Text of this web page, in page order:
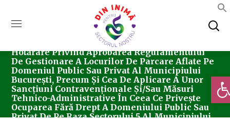
Proiecte In Dezbatere
Anunț+Proces-Verbal De Afișare + Proiect De
Hotărâre Privind Aprobarea Regulamentului
De Gestionare A Locurilor De Parcare Aflate Pe
Domeniul Public Sau Privat Al Municipiului
București, Precum Și Cea De Aplicare A Unor
Sancțiuni Contravenționale Și/sau Măsuri
Tehnico-Administrative În Ceea Ce Privește
Ocuparea Fără Drept A Domeniului Public Sau
Privat De Pe Raza Sectorului 5 Al Municipiului